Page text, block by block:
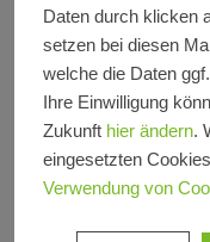
Bildnachweis
Wohnraum
Zum größten
Wohnungen um
Daten durch klicken
setzen bei diesen
welche die Daten
Ihre Einwilligung
Zukunft hier ändern.
eingesetzten
Verwendung von